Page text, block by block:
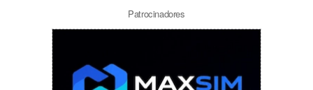
Patrocinadores